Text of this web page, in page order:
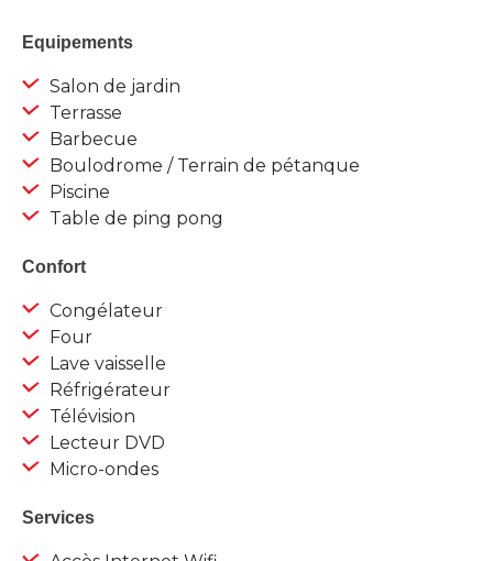
Equipements
Salon de jardin
Terrasse
Barbecue
Boulodrome / Terrain de pétanque
Piscine
Table de ping pong
Confort
Congélateur
Four
Lave vaisselle
Réfrigérateur
Télévision
Lecteur DVD
Micro-ondes
Services